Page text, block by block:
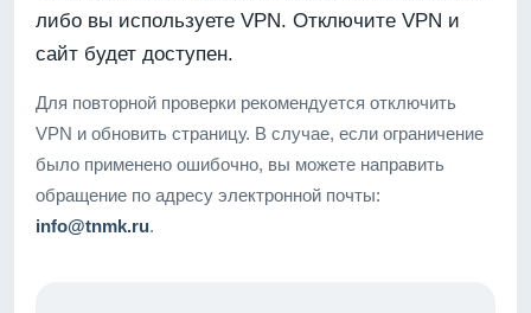
либо вы используете VPN. Отключите VPN и
сайт будет доступен.
Для повторной проверки рекомендуется отключить
VPN и обновить страницу. В случае, если ограничение
было применено ошибочно, вы можете направить
обращение по адресу электронной почты:
info@tnmk.ru.